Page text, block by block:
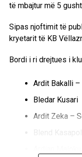
të mbajtur më 5
Sipas njoftimit të
kryetarit të KB
Bordi i ri drejtues i
Ardit Bakalli –
Bledar Kusari
Ardit Zeka –